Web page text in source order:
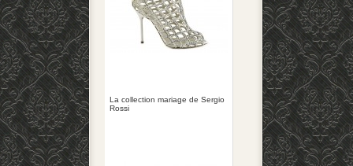
La collection mariage de Sergio
Rossi